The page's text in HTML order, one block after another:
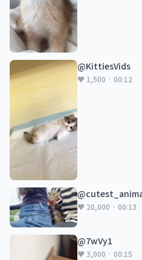
@KittiesVids
♥ 1,500 · 00:12
♥ 20,000 · 00:13
@7wVy1
♥ 3,000 · 00:15